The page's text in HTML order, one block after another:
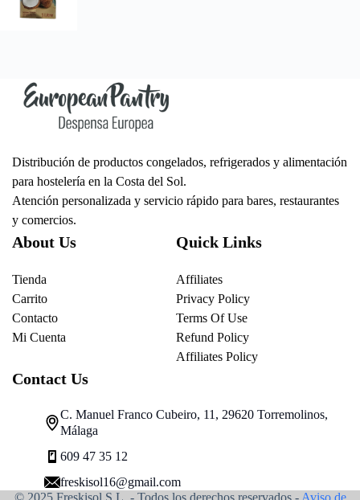
Distribución de productos congelados, refrigerados y alimentación
para hostelería en la Costa del Sol.
Atención personalizada y servicio rápido para bares, restaurantes
y comercios.
About Us
Tienda
Carrito
Contacto
Mi Cuenta
Quick Links
Affiliates
Privacy Policy
Terms Of Use
Refund Policy
Affiliates Policy
Contact Us
C. Manuel Franco Cubeiro, 11, 29620 Torremolinos,
Málaga
609 47 35 12
freskisol16@gmail.com
© 2025 Freskisol S.L. - Todos los derechos reservados.- Aviso de